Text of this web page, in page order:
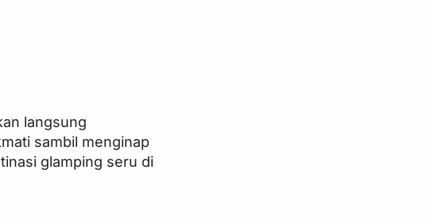
langsung
sambil menginap
glamping seru di